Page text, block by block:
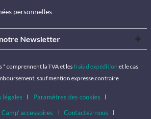
personnelles
Newsletter
* comprennent la TVA et lesfrais d'expédition et le cas
sauf mention expresse contraire
légales
Paramètres des cookies
accessoires
Contactez-nous